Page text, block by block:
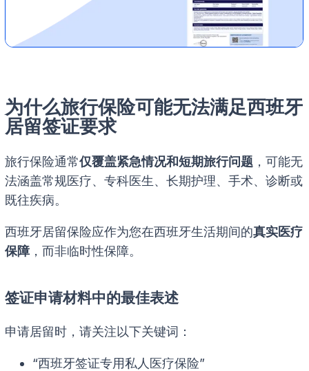
为什么旅行保险可能无法满足西班牙
居留签证要求
旅行保险通常仅覆盖紧急情况和短期旅行问题 ，可能无
法涵盖常规医疗、专科医生、长期护理、手术、诊断或
既往疾病。
西班牙居留保险应作为您在西班牙生活期间的真实医疗
保障，而非临时性保障。
签证申请材料中的最佳表述
申请居留时，请关注以下关键词：
“西班牙签证专用私人医疗保险”